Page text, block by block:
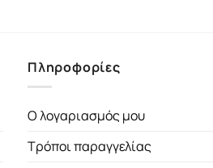
Πληροφορίες
Ο λογαριασμός μου
Τρόποι παραγγελίας